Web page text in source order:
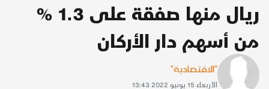
ريال منها صفقة على 1.3 %
دار الأركان
"الاقتصادية"
الأربعاء 15 يونيو 2022 13:43